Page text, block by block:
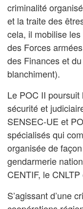
criminalité
et la traite des
cela, il mobilise
des Forces
des Finances et
blanchiment).
Le POC II
sécurité et
SENSEC-UE et
spécialisés qui
organisée de
gendarmerie
CENTIF, le
S’agissant d’une